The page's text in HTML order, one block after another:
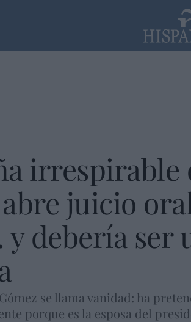
irrespirable
juicio
y debería
se llama vanidad: ha
porque es la esposa del